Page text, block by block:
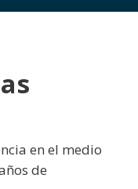
en el medio
de